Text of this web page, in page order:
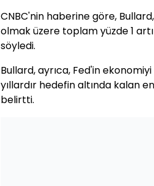
CNBC'nin haberine göre,
olmak üzere toplam yüzde 1
söyledi.
Bullard, ayrıca, Fed'in
yıllardır hedefin altında kalan
belirtti.